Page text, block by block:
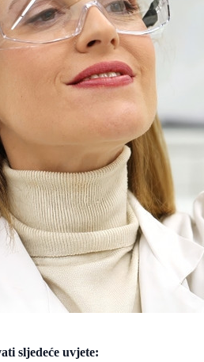
sljedeće uvjete: